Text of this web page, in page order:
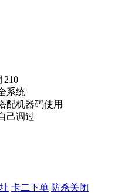
210
系统
配机器码使用
己调过
卡二下单 防杀关闭